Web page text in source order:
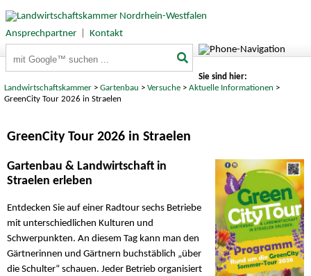
Ansprechpartner|
Kontakt
Sie sind hier:
Landwirtschaftskammer >Gartenbau >Versuche >Aktuelle Informationen >
GreenCity Tour 2026 in Straelen
GreenCity Tour 2026 in Straelen
Gartenbau & Landwirtschaft in
Straelen erleben
Entdecken Sie auf einer Radtour sechs Betriebe
mit unterschiedlichen Kulturen und
Schwerpunkten. An diesem Tag kann man den
Gärtnerinnen und Gärtnern buchstäblich „über
die Schulter“ schauen. Jeder Betrieb organisiert